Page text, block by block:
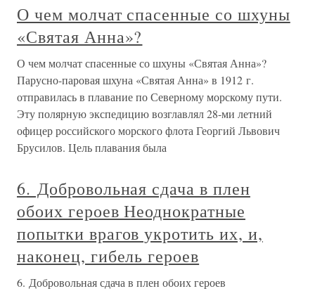
О чем молчат спасенные со шхуны
«Святая Анна»?
О чем молчат спасенные со шхуны «Святая Анна»?
Парусно-паровая шхуна «Святая Анна» в 1912 г.
отправилась в плавание по Северному морскому пути.
Эту полярную экспедицию возглавлял 28-ми летний
офицер российского морского флота Георгий Львович
Брусилов. Цель плавания была
6. Добровольная сдача в плен
обоих героев Неоднократные
попытки врагов укротить их, и,
наконец, гибель героев
6. Добровольная сдача в плен обоих героев